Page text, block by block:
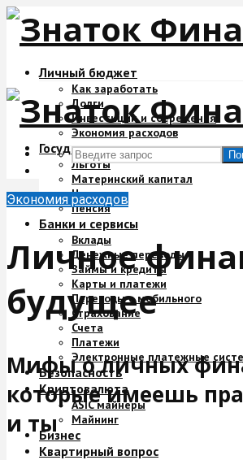
Личный бюджет
Как заработать
Долги
Инвестиции и сбережения
Экономия расходов
Государство и деньги
Льготы
Материнский капитал
Налоги
Пенсия
Банки и сервисы
Вклады
Денежные переводы
Займы и кредиты
Карты и платежи
Переводы с мобильного
Страхование
Счета
Платежи
Электронные платежные
Безопасность
Криптовалюта
ASIC майнеры
Майнинг
Бизнес
Квартирный вопрос
Экономия расходов
Личное
будущее
Мифы о личных
которые имеешь
и ты